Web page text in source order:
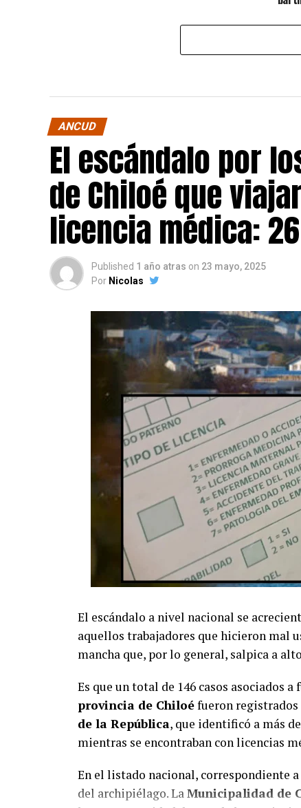
ANCUD
El escándalo por
de Chiloé que
licencia médica:
Published 1 año atras on 23 mayo, 2025
Por Nicolas
El escándalo a nivel nacional se
aquellos trabajadores que hicieron mal
mancha que, por lo general, salpica a
Es que un total de 146 casos asociados
provincia de Chiloéfueron
de la República, que identificó a más
mientras se encontraban con licencias
En el listado nacional, correspondiente
del archipiélago. LaMunicipalidad de